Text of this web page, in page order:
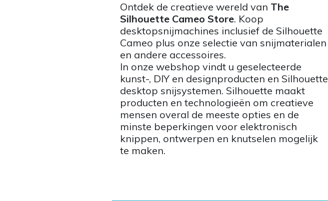
Ontdek de creatieve wereld van The
Silhouette Cameo Store. Koop
desktopsnijmachines inclusief de Silhouette
Cameo plus onze selectie van snijmaterialen
en andere accessoires.
In onze webshop vindt u geselecteerde
kunst-, DIY en designproducten en Silhouette
desktop snijsystemen. Silhouette maakt
producten en technologieën om creatieve
mensen overal de meeste opties en de
minste beperkingen voor elektronisch
knippen, ontwerpen en knutselen mogelijk
te maken.